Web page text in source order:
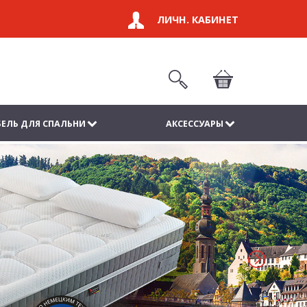
ЛИЧН. КАБИНЕТ
ДЛЯ СПАЛЬНИ АКСЕССУАРЫ